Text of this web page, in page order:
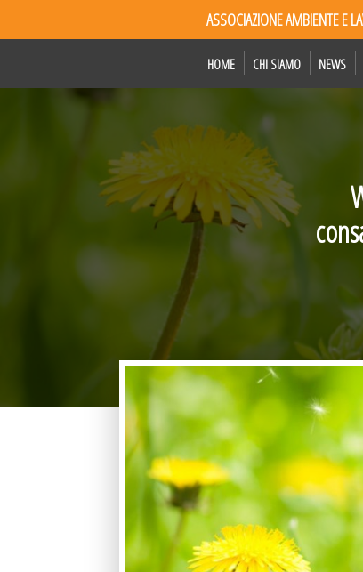
ASSOCIAZIONE AMBIENTE E
HOME CHI SIAMO NEWS